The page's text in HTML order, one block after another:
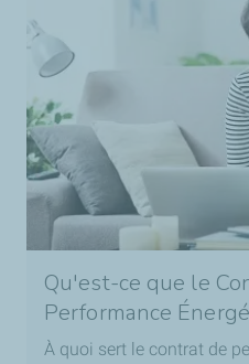
Qu'est-ce que le
Performance
À quoi sert le contrat de